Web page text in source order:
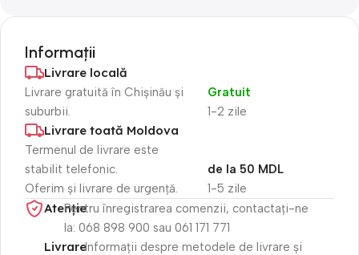
Informații
Livrare locală
Livrare gratuită în Chișinău și
suburbii.
1-2 zile
Gratuit
Livrare toată Moldova
Termenul de livrare este
stabilit telefonic.
Oferim și livrare de urgență.
1-5 zile
de la 50 MDL
Atenție​Pentru înregistrarea comenzii, contactați-ne
la: 068 898 900 sau 061 171 771
LivrareInformații despre metodele de livrare și